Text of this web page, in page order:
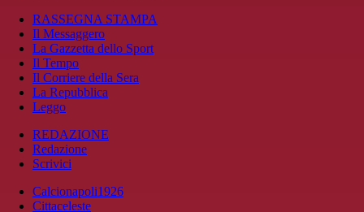
RASSEGNA STAMPA
Il Messaggero
La Gazzetta dello Sport
Il Tempo
Il Corriere della Sera
La Repubblica
Leggo
REDAZIONE
Redazione
Scrivici
Calcionapoli1926
Cittaceleste